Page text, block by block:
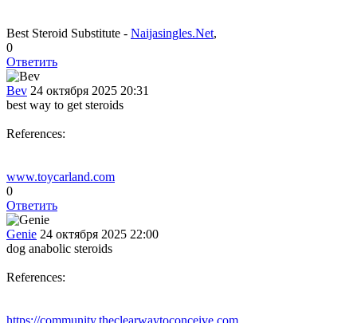
Best Steroid Substitute - Naijasingles.Net,
0
Ответить
Bev 24 октября 2025 20:31
best way to get steroids
References:
www.toycarland.com
0
Ответить
Genie 24 октября 2025 22:00
dog anabolic steroids
References:
https://community.theclearwaytoconceive.com